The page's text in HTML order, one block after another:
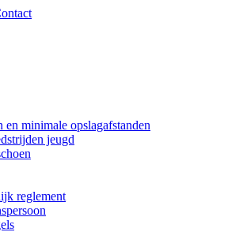
en minimale opslagafstanden
jeugd
reglement